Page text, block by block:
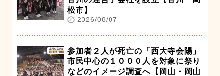
松市】
2026/08/07
参加者２人が死亡の「西大寺会陽」
市民中心の１０００人を対象に祭り
などのイメージ調査へ【岡山・岡山